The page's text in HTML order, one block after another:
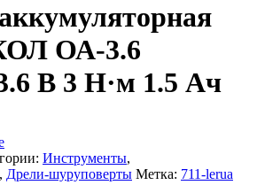
ОА-3.6
В 3 Н·м 1.5 Ач
Инструменты,
, Дрели-шуруповерты Метка: 711-lerua